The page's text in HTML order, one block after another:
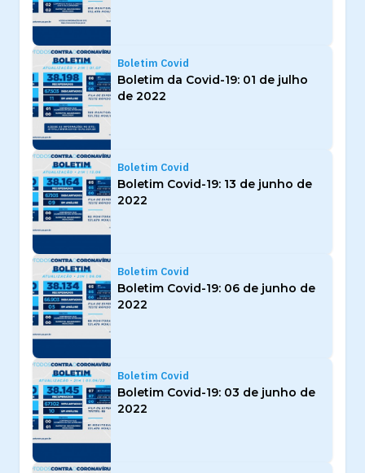
Boletim Covid
Boletim da Covid-19: 01 de julho
de 2022
Boletim Covid
Boletim Covid-19: 13 de junho de
2022
Boletim Covid
Boletim Covid-19: 06 de junho de
2022
Boletim Covid
Boletim Covid-19: 03 de junho de
2022